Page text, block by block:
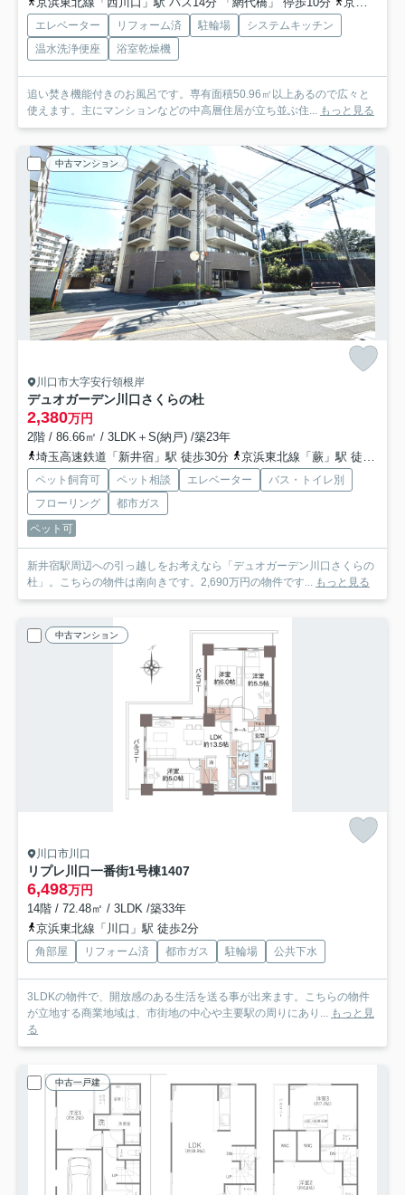
エレベーター リフォーム済 駐輪場
システムキッチン
温水洗浄便座
浴室乾燥機
追い焚き機能付きのお風呂です。専有面積50.96㎡以上あるので広々と
使えます。主にマンションなどの中高層住居が立ち並ぶ住... もっと見る
中古マンション
川口市大字安行領根岸
デュオガーデン川口さくらの杜
2,380万円
2階 / 86.66㎡ / 3LDK＋S(納戸) /築23年
埼玉高速鉄道「新井宿」駅 徒歩30分
京浜東北線「蕨」駅 徒歩45分
ペット飼育可 ペット相談 エレベーター
バス・トイレ別
フローリング
都市ガス
ペット可
新井宿駅周辺への引っ越しをお考えなら「デュオガーデン川口さくらの
杜」。こちらの物件は南向きです。2,690万円の物件です... もっと見る
中古マンション
川口市川口
リプレ川口一番街1号棟1407
6,498万円
14階 / 72.48㎡ / 3LDK /築33年
京浜東北線「川口」駅 徒歩2分
角部屋 リフォーム済 都市ガス 駐輪場 公共下水
3LDKの物件で、開放感のある生活を送る事が出来ます。こちらの物件
が立地する商業地域は、市街地の中心や主要駅の周りにあり... もっと見
る
中古一戸建